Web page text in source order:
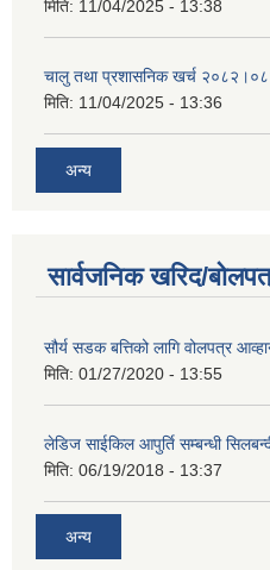
मिति: 11/04/2025 - 13:38
चालु तथा प्रशासनिक खर्च
मिति: 11/04/2025 - 13:36
अन्य
सार्वजनिक खरिद/
सौर्य सडक बत्तिको लागि वोलपत्र
मिति: 01/27/2020 - 13:55
लेडिज साईकिल आपुर्ति सम्बन्धी
मिति: 06/19/2018 - 13:37
अन्य